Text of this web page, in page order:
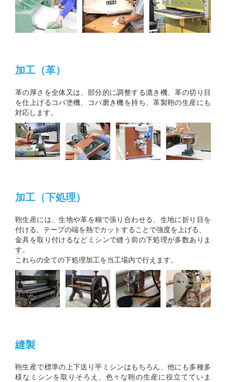
加工（革）
革の厚さを全体又は、部分的に調整する漉き機、革の切り目
を仕上げるコバ塗機、コバ磨き機を持ち、革製鞄の生産にも
対応します。
加工（下処理）
鞄生産には、生地や革を糊で張り合わせる、生地に折り目を
付ける、テープの端を熱でカットすることで強度を上げる、
金具を取り付けるなどミシンで縫う前の下処理が多数ありま
す。
これらの全ての下処理加工を当工場内で行えます。
縫製
鞄生産で標準の上下送り平ミシンはもちろん、他にも多種多
様なミシンを取りそろえ、色々な鞄の生産に役立てていま